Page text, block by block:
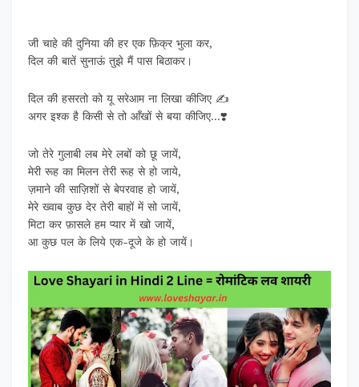
जी चाहे की दुनिया की हर एक फ़िक्र भुला कर,
दिल की बातें सुनाऊं तुझे मैं पास बिठाकर।
दिल की हसरतो को यू सरेआम ना लिखा कीजिए ✍️
अगर इश्क है किसी से तो आँखों से बया कीजिए...❣️
जो तेरे गुलाबी लब मेरे लबों को छू जायें,
मेरी रूह का मिलन तेरी रूह से हो जाये,
ज़माने की साज़िशों से बेपरवाह हो जायें,
मेरे ख्वाब कुछ देर तेरी बाहों में सो जायें,
मिटा कर फ़ासले हम प्यार में खो जायें,
आ कुछ पल के लिये एक-दूजे के हो जायें।